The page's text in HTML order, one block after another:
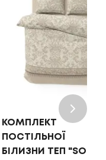
КОМПЛЕКТ
ПОСТІЛЬНОЇ
БІЛИЗНИ ТЕП "SOFT